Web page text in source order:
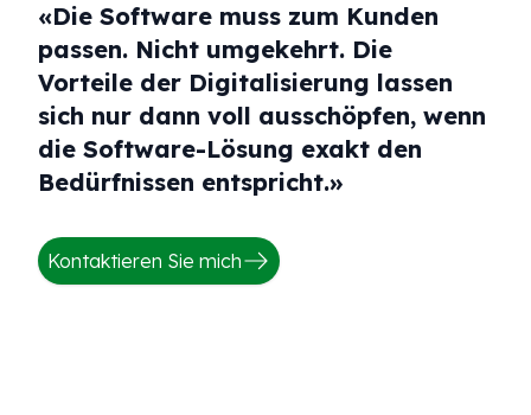
«Die Software muss zum Kunden
passen. Nicht umgekehrt. Die
Vorteile der Digitalisierung lassen
sich nur dann voll ausschöpfen, wenn
die Software-Lösung exakt den
Bedürfnissen entspricht.»
Kontaktieren Sie mich